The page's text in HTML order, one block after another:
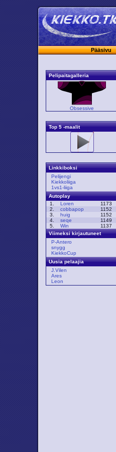
Pääsivu
Pelipaitagalleria
Obsessive
Top 5 -maalit
Linkkiboksi
Pelijengi
Kiekkoliiga
1vs1-liiga
Autoplay
1.
Loren
1173
2.
cobbapop
1152
3.
huig
1152
4.
seqe
1149
5.
Win
1137
Viimeksi kirjautuneet
P-Antero
snygg
KiekkoCup
Uusia pelaajia
J.Vilen
Ares
Leon